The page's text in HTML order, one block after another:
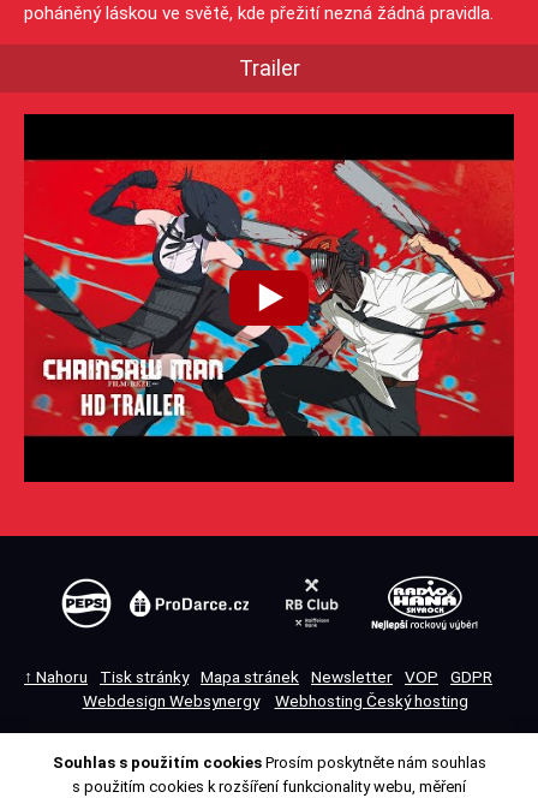
poháněný láskou ve světě, kde přežití nezná žádná pravidla.
Trailer
↑ Nahoru Tisk stránky Mapa stránek Newsletter VOP
GDPR
Webdesign Websynergy
Webhosting Český hosting
Přepnout na desktopovou verzi
Souhlas s použitím cookiesProsím poskytněte nám souhlas
s použitím cookies k rozšíření funkcionality webu, měření